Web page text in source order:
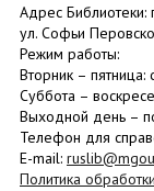
Адрес Библиотеки:
ул. Софьи
Режим работы:
Вторник – пятница:
Суббота – в
Выходной день –
Телефон для
E-mail:
Политика